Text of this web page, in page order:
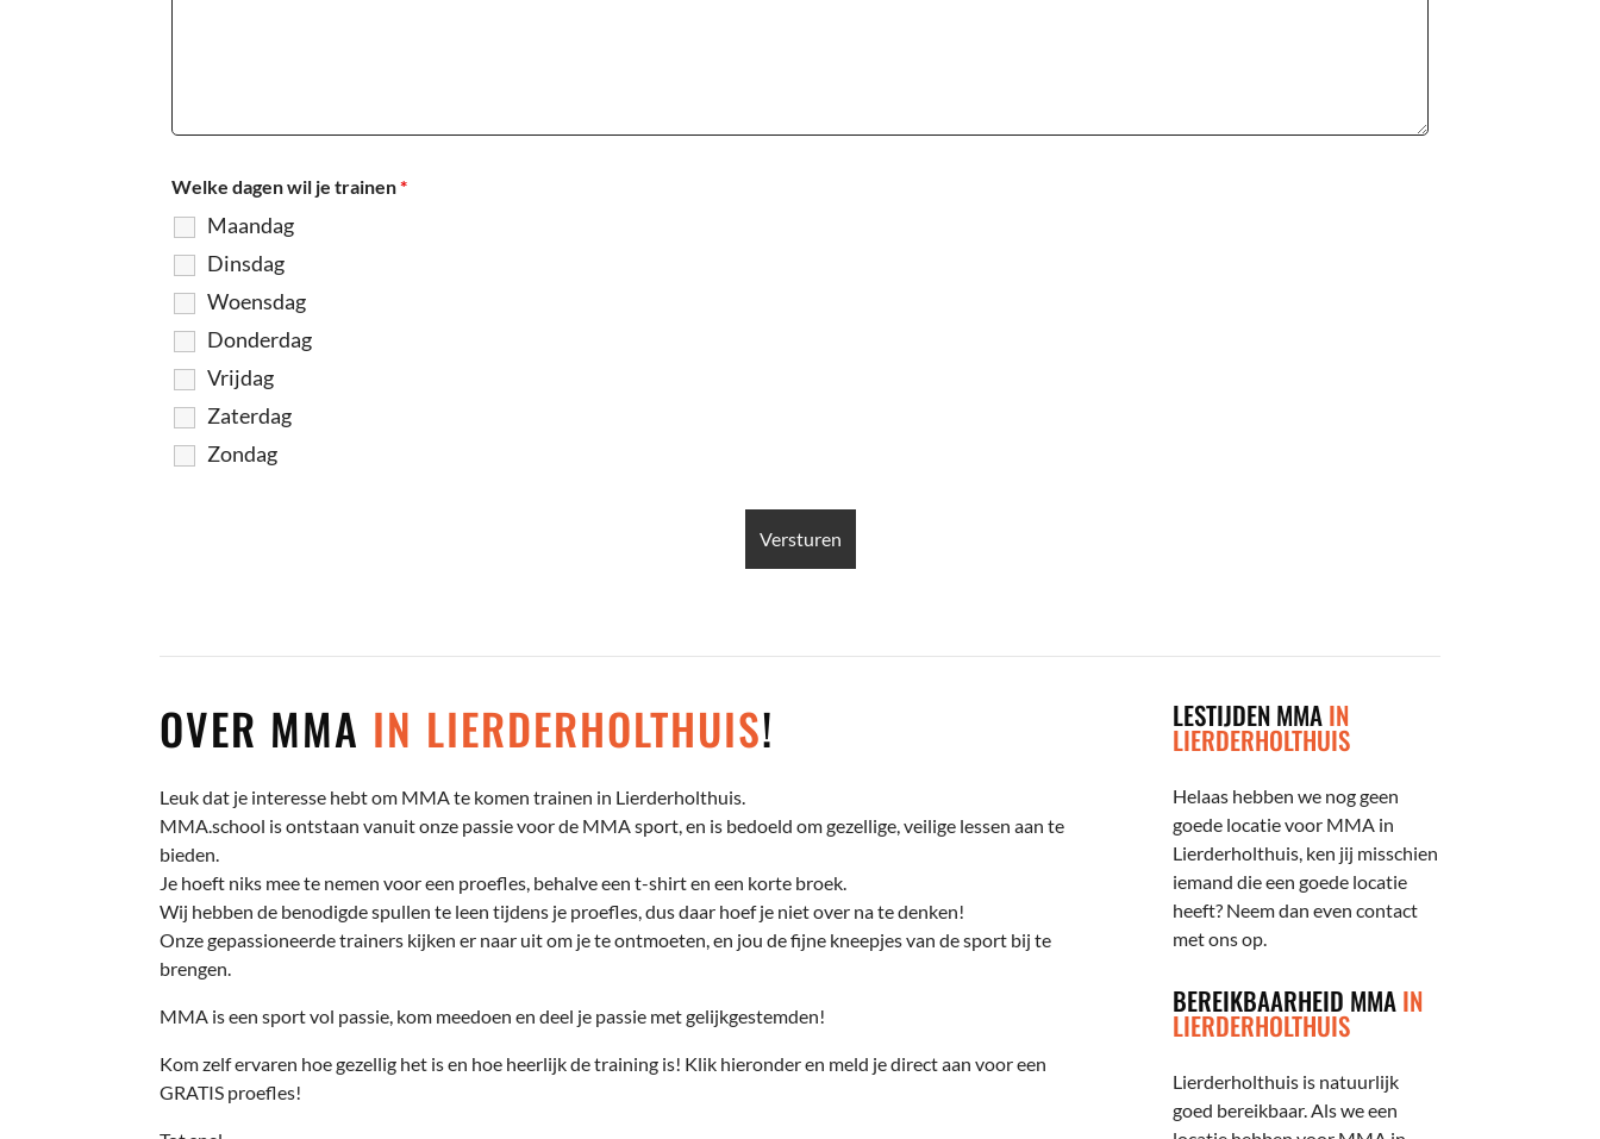
Welke dagen wil je trainen*
Maandag
Dinsdag
Woensdag
Donderdag
Vrijdag
Zaterdag
Zondag
OVER MMA IN LIERDERHOLTHUIS!
Leuk dat je interesse hebt om MMA te komen trainen in Lierderholthuis.
MMA.school is ontstaan vanuit onze passie voor de MMA sport, en is bedoeld om gezellige, veilige lessen aan te
bieden.
Je hoeft niks mee te nemen voor een proefles, behalve een t-shirt en een korte broek.
Wij hebben de benodigde spullen te leen tijdens je proefles, dus daar hoef je niet over na te denken!
Onze gepassioneerde trainers kijken er naar uit om je te ontmoeten, en jou de fijne kneepjes van de sport bij te
brengen.
MMA is een sport vol passie, kom meedoen en deel je passie met gelijkgestemden!
Kom zelf ervaren hoe gezellig het is en hoe heerlijk de training is! Klik hieronder en meld je direct aan voor een
GRATIS proefles!
LESTIJDEN MMAIN
LIERDERHOLTHUIS
Helaas hebben we nog geen
goede locatie voor MMA in
Lierderholthuis, ken jij misschien
iemand die een goede locatie
heeft? Neem dan even contact
met ons op.
BEREIKBAARHEID MMAIN
LIERDERHOLTHUIS
Lierderholthuis is natuurlijk
goed bereikbaar. Als we een